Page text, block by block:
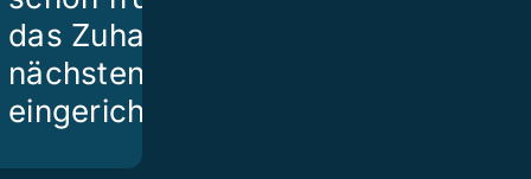
das Zuhause für die
nächsten Tage
eingerichtet